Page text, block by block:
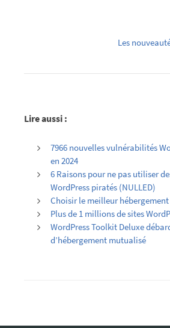
Les
Lire aussi :
7966 nouvelles vulnérabilités
en 2024
6 Raisons pour ne pas utiliser
WordPress piratés (NULLED)
Choisir le meilleur hébergement
Plus de 1 millions de sites
WordPress Toolkit Deluxe
d’hébergement mutualisé